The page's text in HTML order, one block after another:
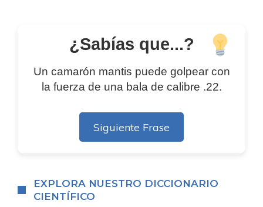
¿Sabías que...?
Un camarón mantis puede golpear con
la fuerza de una bala de calibre .22.
Siguiente Frase
EXPLORA NUESTRO DICCIONARIO
CIENTÍFICO